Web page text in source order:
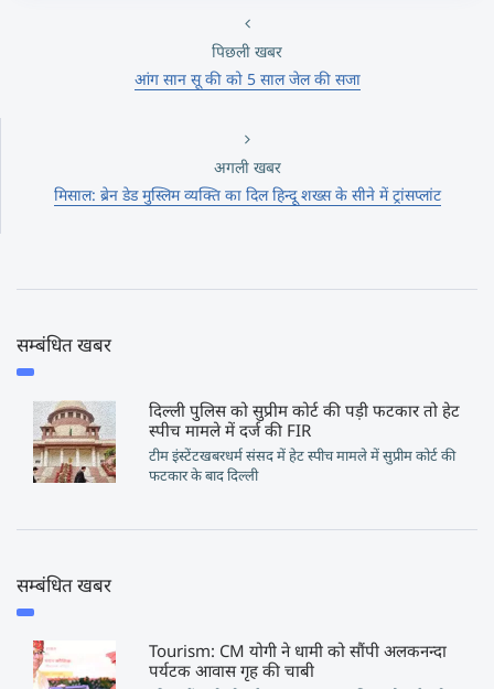
पिछली खबर
आंग सान सू की को 5 साल जेल की सजा
अगली खबर
मिसाल: ब्रेन डेड मुस्लिम व्यक्ति का दिल हिन्दू शख्स के सीने में ट्रांसप्लांट
सम्बंधित खबर
दिल्ली पुलिस को सुप्रीम कोर्ट की पड़ी फटकार तो हेट
स्पीच मामले में दर्ज की FIR
टीम इंस्टेंटखबरधर्म संसद में हेट स्पीच मामले में सुप्रीम कोर्ट की
फटकार के बाद दिल्ली
सम्बंधित खबर
Tourism: CM योगी ने धामी को सौंपी अलकनन्दा
पर्यटक आवास गृह की चाबी